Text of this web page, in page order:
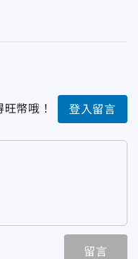
幣哦！ 登入留言
留言